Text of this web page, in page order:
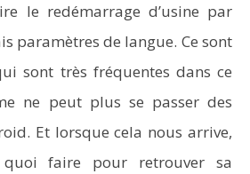
NOW VIEWING
la langue sur un smartphone
le redémarrage d’usine par
paramètres de langue. Ce sont
sont très fréquentes dans ce
ne peut plus se passer des
Et lorsque cela nous arrive,
faire pour retrouver sa